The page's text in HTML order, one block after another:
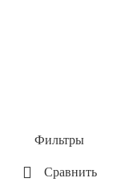
Фильтры
Сравнить